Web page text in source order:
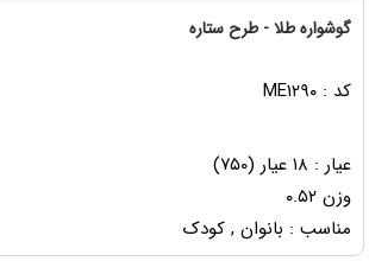
گوشواره طلا - طرح ستاره
کد : ME۱۲۹۰
عیار : ۱۸ عیار (۷۵۰)
وزن ۰.۵۲
مناسب : بانوان , کودک